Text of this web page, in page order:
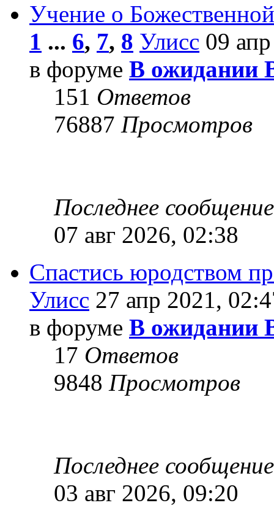
Учение о
1 ... 6, 7, 8 Улисс 09
в форуме В ожидании
151 Ответов
76887 Просмотров
Последнее
07 авг 2026, 02:38
Спастись юродством
Улисс 27 апр 2021,
в форуме В ожидании
17 Ответов
9848 Просмотров
Последнее
03 авг 2026, 09:20